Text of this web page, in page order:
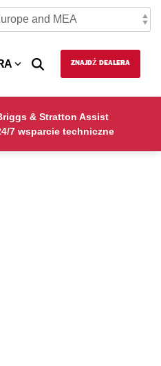
ZNAJDŹ DEALERA
& Stratton Assist
7 wsparcie techniczne